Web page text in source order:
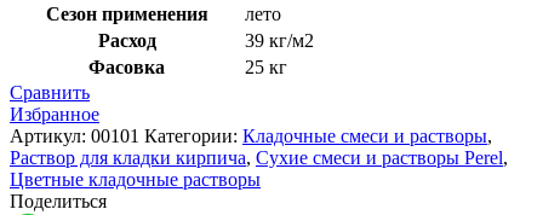
Сезон применения
лето
Расход
39 кг/м2
Фасовка
25 кг
Сравнить
Избранное
Артикул: 00101 Категории: Кладочные смеси и растворы,
Раствор для кладки кирпича, Сухие смеси и растворы Perel,
Цветные кладочные растворы
Поделиться